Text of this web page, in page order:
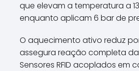
que elevam a temperatura a
enquanto aplicam 6 bar de
O aquecimento ativo reduz
assegura reação completa da
Sensores RFID acoplados em